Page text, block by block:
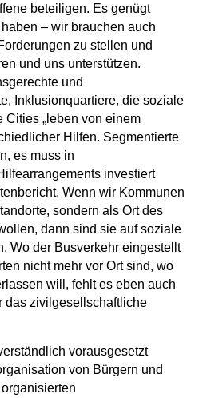
beteiligen. Es genügt
– wir brauchen auch
zu stellen und
und uns unterstützen.
und
Inklusionquartiere, die soziale
Cities „leben von einem
Hilfen. Segmentierte
es muss in
investiert
Wenn wir Kommunen
sondern als Ort des
dann sind sie auf soziale
Wo der Busverkehr eingestellt
nicht mehr vor Ort sind, wo
will, fehlt es eben auch
das zivilgesellschaftliche
vorausgesetzt
von Bürgern und